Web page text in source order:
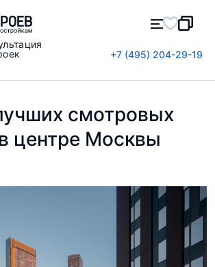
+7 (495) 204-29-19
смотровых
центре Москвы